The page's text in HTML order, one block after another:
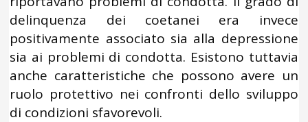
delinquenza dei coetanei era invece
positivamente associato sia alla depressione
sia ai problemi di condotta. Esistono tuttavia
anche caratteristiche che possono avere un
ruolo protettivo nei confronti dello sviluppo
di condizioni sfavorevoli.